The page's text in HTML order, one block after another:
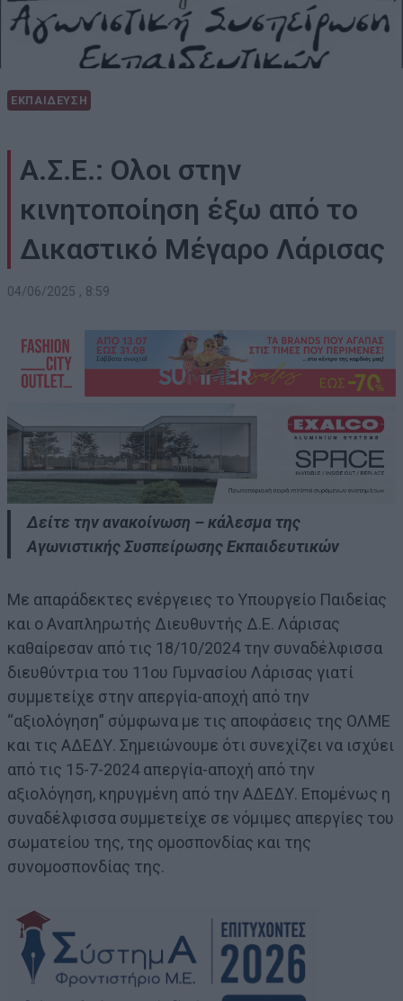
ΕΚΠΑΙΔΕΥΣΗ
Α.Σ.Ε.: Ολοι στην
κινητοποίηση έξω από το
Δικαστικό Μέγαρο Λάρισας
04/06/2025 , 8:59
Δείτε την ανακοίνωση – κάλεσμα της
Αγωνιστικής Συσπείρωσης Εκπαιδευτικών
Με απαράδεκτες ενέργειες το Υπουργείο Παιδείας
και ο Αναπληρωτής Διευθυντής Δ.Ε. Λάρισας
καθαίρεσαν από τις 18/10/2024 την συναδέλφισσα
διευθύντρια του 11ου Γυμνασίου Λάρισας γιατί
συμμετείχε στην απεργία-αποχή από την
“αξιολόγηση” σύμφωνα με τις αποφάσεις της ΟΛΜΕ
και τις ΑΔΕΔΥ. Σημειώνουμε ότι συνεχίζει να ισχύει
από τις 15-7-2024 απεργία-αποχή από την
αξιολόγηση, κηρυγμένη από την ΑΔΕΔΥ. Επομένως η
συναδέλφισσα συμμετείχε σε νόμιμες απεργίες του
σωματείου της, της ομοσπονδίας και της
συνομοσπονδίας της.